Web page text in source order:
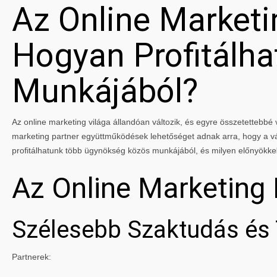
Az Online
Hogyan
Munkájából?
Az online marketing világa állandóan változik, és egyre
marketing partner együttműködések lehetőséget adnak arra, hogy a
profitálhatunk több ügynökség közös munkájából, és milyen
Az Online
Szélesebb Szaktudás
Partnerek: